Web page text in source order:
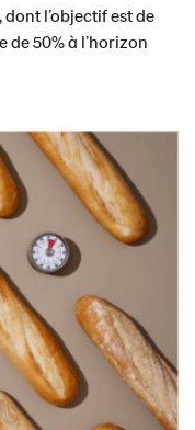
l’objectif est de
50% à l’horizon